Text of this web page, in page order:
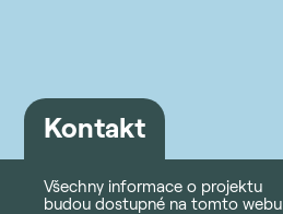
Kontakt
Všechny informace o projektu
budou dostupné na tomto webu.